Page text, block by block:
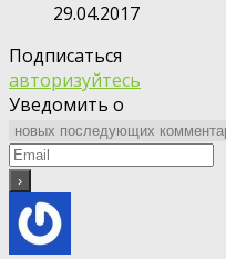
29.04.2017
Подписаться
авторизуйтесь
Уведомить о